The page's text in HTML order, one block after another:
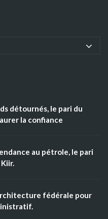
détournés, le pari du
la confiance
au pétrole, le pari
fédérale pour